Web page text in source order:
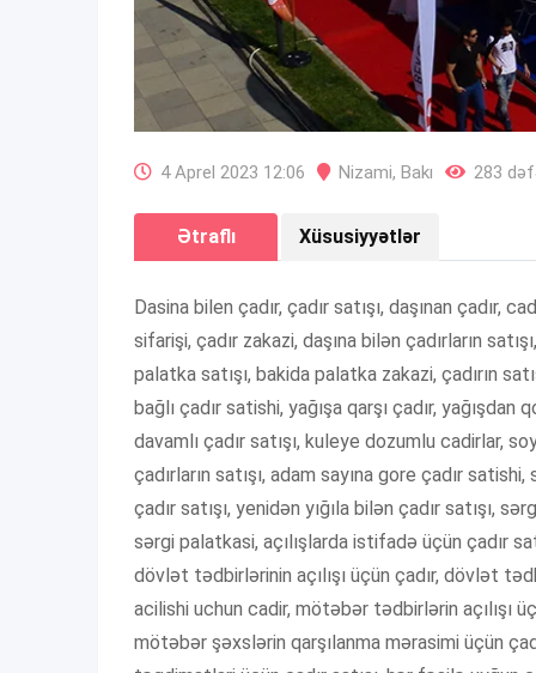
4 Aprel 2023 12:06 Nizami, Bakı 283
Ətraflı Xüsusiyyətlər
Dasina bilen çadır, çadır satışı, daşınan çadır,
sifarişi, çadır zakazi, daşına bilən çadırların
palatka satışı, bakida palatka zakazi, çadırın
bağlı çadır satishi, yağışa qarşı çadır, yağışdan
davamlı çadır satışı, kuleye dozumlu cadirlar,
çadırların satışı, adam sayına gore çadır
çadır satışı, yenidən yığıla bilən çadır satışı,
sərgi palatkasi, açılışlarda istifadə üçün çadır
dövlət tədbirlərinin açılışı üçün çadır, dövlət
acilishi uchun cadir, mötəbər tədbirlərin açılışı
mötəbər şəxslərin qarşılanma mərasimi üçün